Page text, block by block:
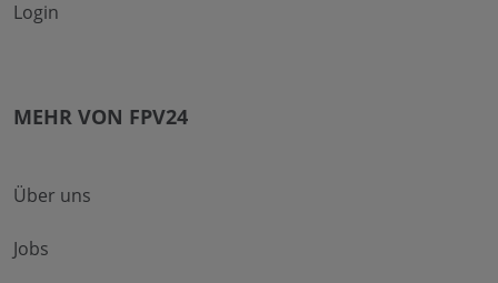
Login
MEHR VON FPV24
Über uns
Jobs